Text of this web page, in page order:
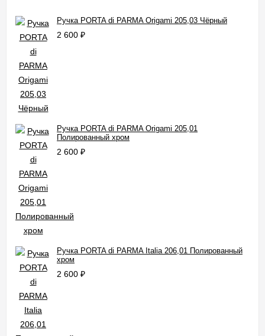
Ручка PORTA di PARMA Origami 205,03 Чёрный
2 600 ₽
Ручка PORTA di PARMA Origami 205,01
Полированный хром
2 600 ₽
Ручка PORTA di PARMA Italia 206,01 Полированный
хром
2 600 ₽